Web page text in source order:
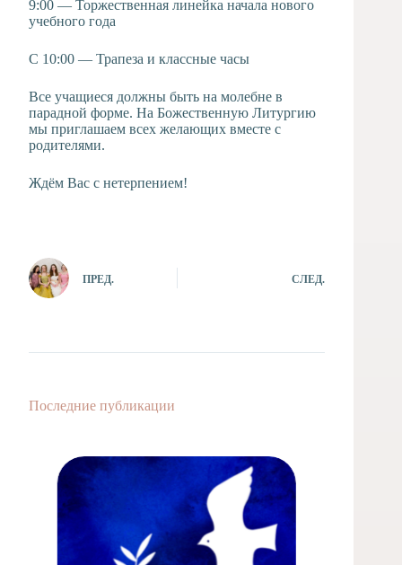
9:00 — Торжественная линейка начала нового
учебного года
С 10:00 — Трапеза и классные часы
Все учащиеся должны быть на молебне в
парадной форме. На Божественную Литургию
мы приглашаем всех желающих вместе с
родителями.
Ждём Вас с нетерпением!
ПРЕД. СЛЕД.
Последние публикации